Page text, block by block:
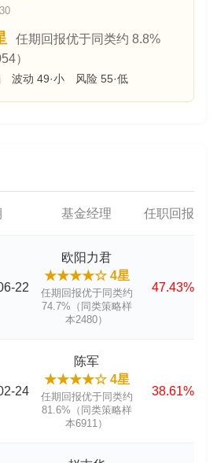
任期回报优于同类约 8.8%
）
波动 49·小 风险 55·低
基金经理 任职回报
22
欧阳力君
★★★★☆ 4星
任期回报优于同类约
74.7%（同类策略样
本2480）
47.43%
24
陈军
★★★★☆ 4星
任期回报优于同类约
81.6%（同类策略样
本6911）
38.61%